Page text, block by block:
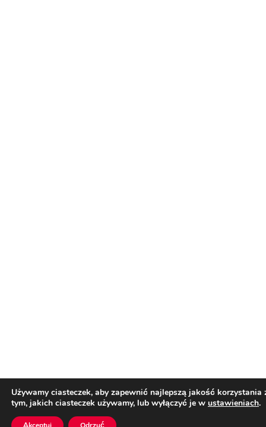
Używamy ciasteczek, aby zapewnić najlepszą jakość
tym, jakich ciasteczek używamy, lub wyłączyć je w ustawieniach.